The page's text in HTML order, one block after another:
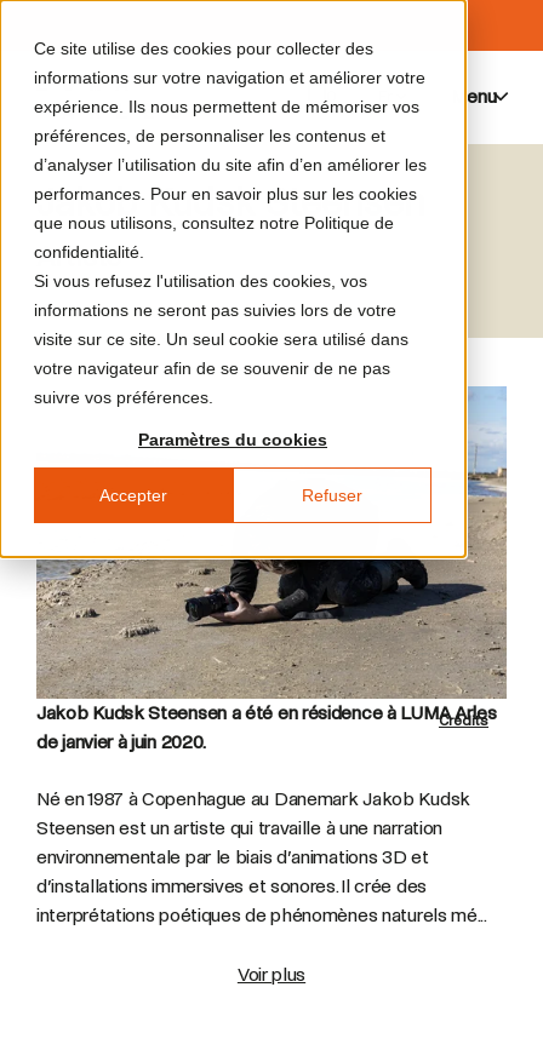
Ce site utilise des cookies pour collecter des
informations sur votre navigation et améliorer votre
expérience. Ils nous permettent de mémoriser vos
préférences, de personnaliser les contenus et
d’analyser l’utilisation du site afin d’en améliorer les
performances. Pour en savoir plus sur les cookies
que nous utilisons, consultez notre Politique de
confidentialité.
Si vous refusez l'utilisation des cookies, vos
informations ne seront pas suivies lors de votre
visite sur ce site. Un seul cookie sera utilisé dans
votre navigateur afin de se souvenir de ne pas
suivre vos préférences.
Paramètres du cookies
Accepter Refuser
Menu
Jakob Kudsk Steensen
Artiste
Crédits
Jakob Kudsk Steensen a été en résidence à LUMA Arles
de janvier à juin 2020.
Né en 1987 à Copenhague au DanemarkJakob Kudsk
Steensen est un artiste qui travaille à une narration
environnementale par le biais d’animations 3D et
d’installations immersives et sonores. Il crée des
interprétations poétiques de phénomènes naturels mé...
Voir plus